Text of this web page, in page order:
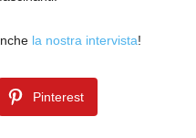
la nostra intervista!
Pinterest